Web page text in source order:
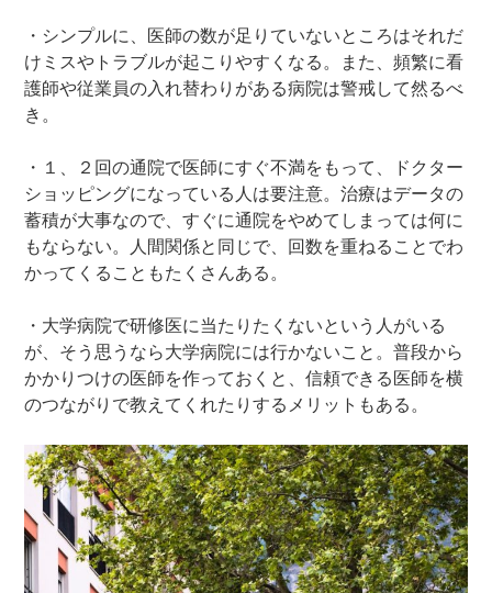
・シンプルに、医師の数が足りていないところはそれだ
けミスやトラブルが起こりやすくなる。また、頻繁に看
護師や従業員の入れ替わりがある病院は警戒して然るべ
き。
・１、２回の通院で医師にすぐ不満をもって、ドクター
ショッピングになっている人は要注意。治療はデータの
蓄積が大事なので、すぐに通院をやめてしまっては何に
もならない。人間関係と同じで、回数を重ねることでわ
かってくることもたくさんある。
・大学病院で研修医に当たりたくないという人がいる
が、そう思うなら大学病院には行かないこと。普段から
かかりつけの医師を作っておくと、信頼できる医師を横
のつながりで教えてくれたりするメリットもある。